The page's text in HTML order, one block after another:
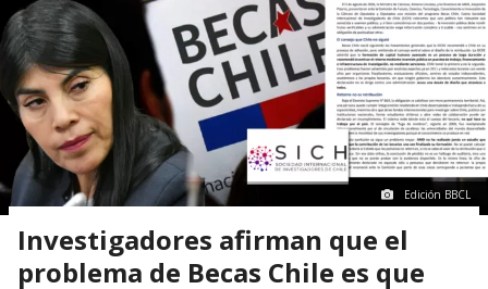
Edición BBCL
Investigadores afirman que el
problema de Becas Chile es que